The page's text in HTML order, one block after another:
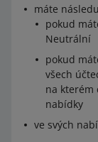
máte
pokud
Neutrální
pokud
všech
na kterém
nabídky
ve svých